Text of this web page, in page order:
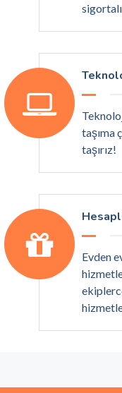
taşıma
taşırız!
Evden